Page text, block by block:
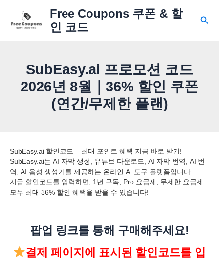
Free Coupons 쿠폰 & 할
인 코드
검
SubEasy.ai 프로모션 코드
2026년 8월｜36% 할인 쿠폰
(연간/무제한 플랜)
SubEasy.ai 할인코드 – 최대 포인트 혜택 지금 바로 받기!
SubEasy.ai는 AI 자막 생성, 유튜브 다운로드, AI 자막 번역, AI 번
역, AI 음성 생성기를 제공하는 온라인 AI 도구 플랫폼입니다.
지금 할인코드를 입력하면, 1년 구독, Pro 요금제, 무제한 요금제
모두 최대 36% 할인 혜택을 받을 수 있습니다!
팝업 링크를 통해 구매해주세요!
결제 페이지에 표시된 할인코드를 입